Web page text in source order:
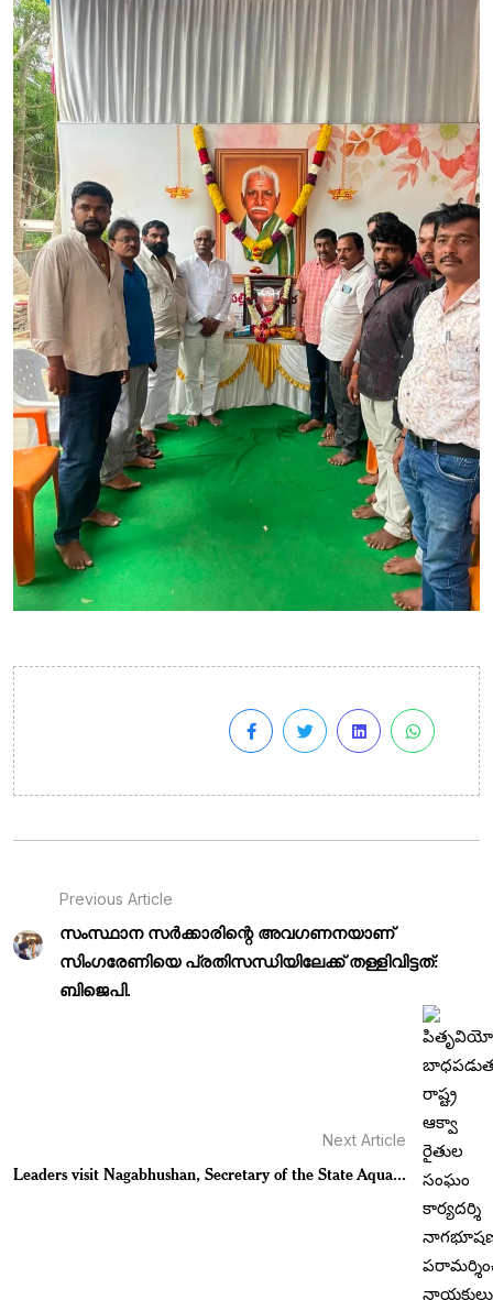
Previous Article
സംസ്ഥാന സർക്കാരിന്റെ അവഗണനയാണ്
സിംഗരേണിയെ പ്രതിസന്ധിയിലേക്ക് തള്ളിവിട്ടത്:
ബിജെപി.
Next Article
Leaders visit Nagabhushan, Secretary of the State Aqua...